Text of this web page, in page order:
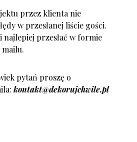
przez klienta nie
w przesłanej liście gości.
najlepiej przesłać w formie
pytań proszę o
kontakt@dekorujchwile.pl